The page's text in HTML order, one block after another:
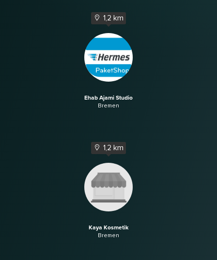
1,2 km
Ehab Ajami Studio
Bremen
1,2 km
Kaya Kosmetik
Bremen